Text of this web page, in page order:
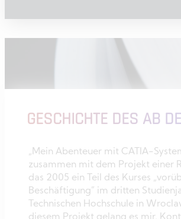
GESCHICHTE DES AB
„Mein Abenteuer mit CATIA-
zusammen mit dem Projekt einer
das 2005 ein Teil des Kurses
Beschäftigung” im dritten
Technischen Hochschule in